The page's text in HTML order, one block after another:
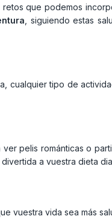
que podemos
, siguiendo estas
cualquier tipo de
pelis románticas o
a vuestra dieta
vuestra vida sea más